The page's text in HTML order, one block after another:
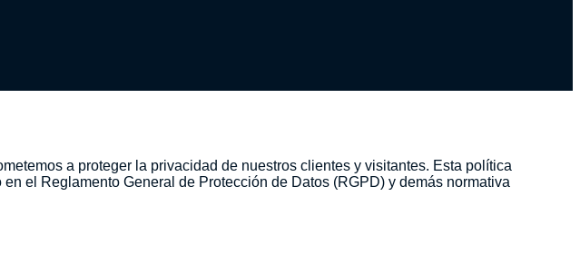
a proteger la privacidad de nuestros clientes y visitantes. Esta política
el Reglamento General de Protección de Datos (RGPD) y demás normativa